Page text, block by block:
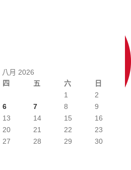
八月 2026
四 五 六 日
1
2
6 7 8
9
13 14 15
16
20 21 22
23
27 28 29
30